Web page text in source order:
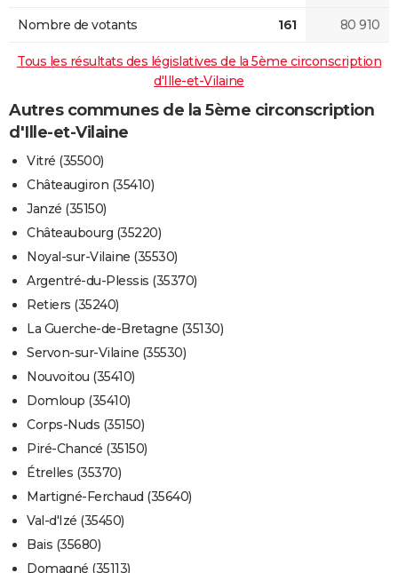
Nombre de votants 161 80 910
Tous les résultats des législatives de la 5ème circonscription
d'Ille-et-Vilaine
Autres communes de la 5ème circonscription
d'Ille-et-Vilaine
Vitré (35500)
Châteaugiron (35410)
Janzé (35150)
Châteaubourg (35220)
Noyal-sur-Vilaine (35530)
Argentré-du-Plessis (35370)
Retiers (35240)
La Guerche-de-Bretagne (35130)
Servon-sur-Vilaine (35530)
Nouvoitou (35410)
Domloup (35410)
Corps-Nuds (35150)
Piré-Chancé (35150)
Étrelles (35370)
Martigné-Ferchaud (35640)
Val-d'Izé (35450)
Bais (35680)
Domagné (35113)